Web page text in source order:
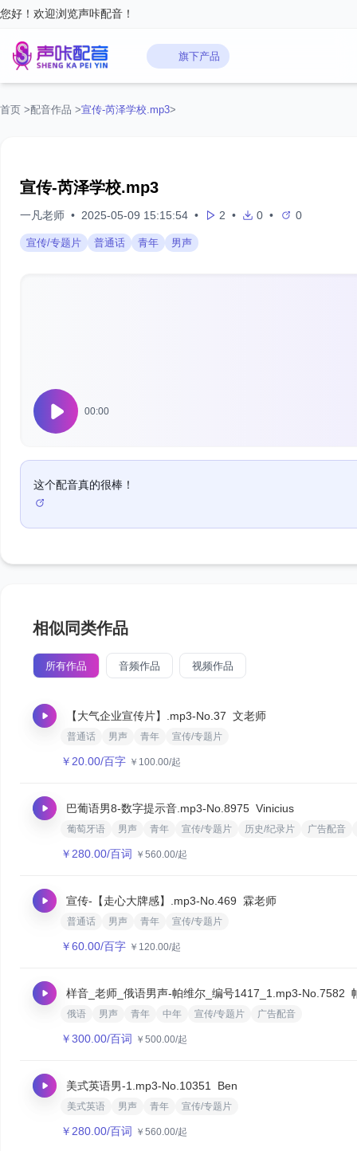
您好！欢迎浏览声咔配音！
旗下产品
首页 >配音作品 >宣传-芮泽学校.mp3>
宣传-芮泽学校.mp3
一凡老师 • 2025-05-09 15:15:54 • 2 • 0 • 0
宣传/专题片 普通话 青年 男声
00:00
这个配音真的很棒！
相似同类作品
所有作品 音频作品 视频作品
【大气企业宣传片】.mp3-No.37 文老师
普通话 男声 青年 宣传/专题片
￥ 20.00/百字 ￥ 100.00/起
巴葡语男8-数字提示音.mp3-No.8975 Vinicius
葡萄牙语 男声 青年 宣传/专题片 历史/纪录片 广告配音
￥ 280.00/百词 ￥ 560.00/起
宣传-【走心大牌感】.mp3-No.469 霖老师
普通话 男声 青年 宣传/专题片
￥60.00/百字 ￥ 120.00/起
样音_老师_俄语男声-帕维尔_编号1417_1.mp3-No.7582
俄语 男声 青年 中年 宣传/专题片 广告配音
￥300.00/百词 ￥ 500.00/起
美式英语男-1.mp3-No.10351 Ben
美式英语 男声 青年 宣传/专题片
￥ 280.00/百词 ￥ 560.00/起